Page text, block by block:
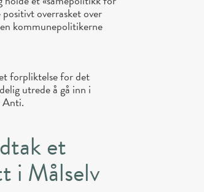
overrasket over
kommunepolitikerne
forpliktelse for det
utrede å gå inn i
Anti.
et
i Målselv